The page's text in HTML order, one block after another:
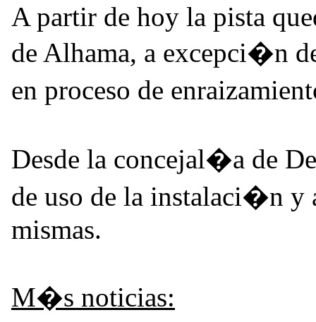
A partir de hoy la pista
de Alhama, a excepci�n
en proceso de
Desde la concejal�a de
de uso de la instalaci�n y
mismas.
M�s noticias: